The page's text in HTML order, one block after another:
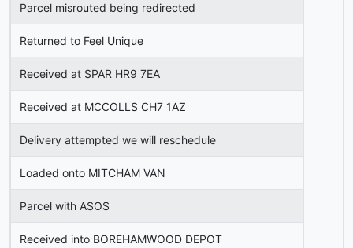
Parcel misrouted being redirected
Returned to Feel Unique
Received at SPAR HR9 7EA
Received at MCCOLLS CH7 1AZ
Delivery attempted we will reschedule
Loaded onto MITCHAM VAN
Parcel with ASOS
Received into BOREHAMWOOD DEPOT